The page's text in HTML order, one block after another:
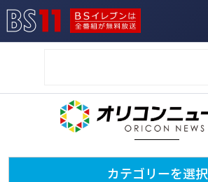
BSイレブンは全番組
オリコンニュース
カテゴリーを選択